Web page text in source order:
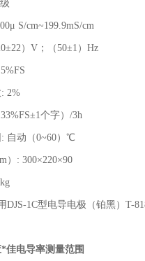
S/cm~199.9mS/cm
）V；（50±1）Hz
2%
个字）/3h
自动（0~60）℃
）: 300×220×90
DJS-1C型电导电极（铂黑）T-
佳电导率测量范围